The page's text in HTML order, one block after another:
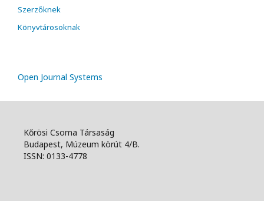
Szerzőknek
Könyvtárosoknak
Open Journal Systems
Kőrösi Csoma Társaság
Budapest, Múzeum körút 4/B.
ISSN: 0133-4778